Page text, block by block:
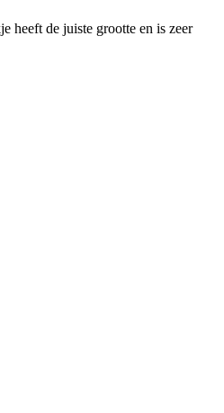
heeft de juiste grootte en is zeer